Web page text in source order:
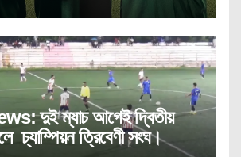
দুই ম্যাচ আগেই দ্বিতীয়
চ্যাম্পিয়ন ত্রিবেণী সংঘ।